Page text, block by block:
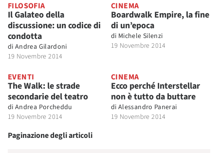
FILOSOFIA
Il Galateo della
discussione: un codice di
condotta
di Andrea Gilardoni
19 Novembre 2014
CINEMA
Boardwalk Empire, la fine
di un’epoca
di Michele Silenzi
19 Novembre 2014
EVENTI
The Walk: le strade
secondarie del teatro
di Andrea Porcheddu
19 Novembre 2014
CINEMA
Ecco perché Interstellar
non è tutto da buttare
di Alessandro Panerai
19 Novembre 2014
Paginazione degli articoli